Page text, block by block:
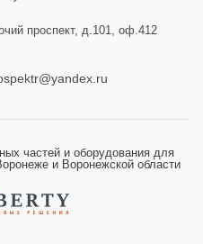
проспект, д.101, оф.412
частей и оборудования для
и Воронежской области